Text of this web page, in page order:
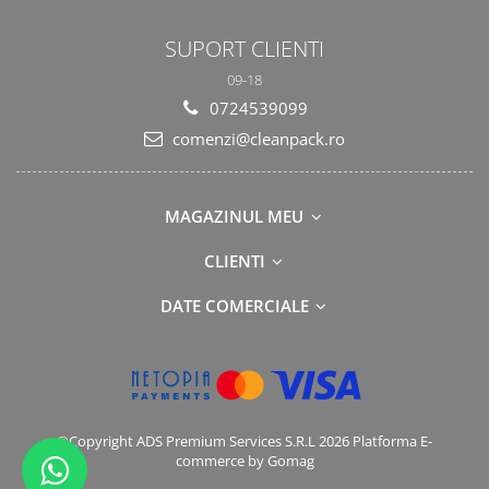
SUPORT CLIENTI
09-18
0724539099
comenzi@cleanpack.ro
MAGAZINUL MEU
CLIENTI
DATE COMERCIALE
©Copyright ADS Premium Services S.R.L 2026 Platforma E-
commerce by Gomag